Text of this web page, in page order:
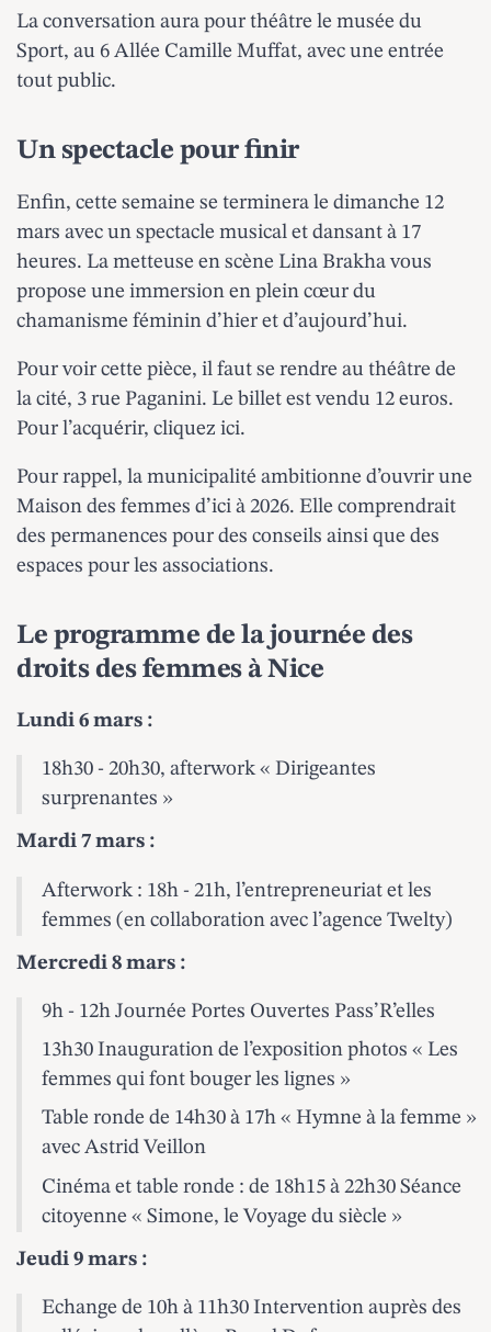
La conversation aura pour théâtre le musée du
Sport, au 6 Allée Camille Muffat, avec une entrée
tout public.
Un spectacle pour finir
Enfin, cette semaine se terminera le dimanche 12
mars avec un spectacle musical et dansant à 17
heures. La metteuse en scène Lina Brakha vous
propose une immersion en plein cœur du
chamanisme féminin d’hier et d’aujourd’hui.
Pour voir cette pièce, il faut se rendre au théâtre de
la cité, 3 rue Paganini. Le billet est vendu 12 euros.
Pour l’acquérir, cliquez ici.
Pour rappel, la municipalité ambitionne d’ouvrir une
Maison des femmes d’ici à 2026. Elle comprendrait
des permanences pour des conseils ainsi que des
espaces pour les associations.
Le programme de la journée des
droits des femmes à Nice
Lundi 6 mars :
18h30 - 20h30, afterwork « Dirigeantes
surprenantes »
Mardi 7 mars :
Afterwork : 18h - 21h, l’entrepreneuriat et les
femmes (en collaboration avec l’agence Twelty)
Mercredi 8 mars :
9h - 12h Journée Portes Ouvertes Pass’R’elles
13h30 Inauguration de l’exposition photos « Les
femmes qui font bouger les lignes »
Table ronde de 14h30 à 17h « Hymne à la femme »
avec Astrid Veillon
Cinéma et table ronde : de 18h15 à 22h30 Séance
citoyenne « Simone, le Voyage du siècle »
Jeudi 9 mars :
Echange de 10h à 11h30 Intervention auprès des